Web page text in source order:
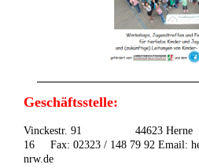
Geschäftsstelle:
Vinckestr. 91 44623
16 Fax: 02323 / 148 79 92 Email:
nrw.de